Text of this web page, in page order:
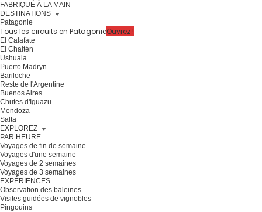
FABRIQUÉ À LA MAIN
DESTINATIONS
Patagonie
Tous les circuits en PatagonieOuvrez !
El Calafate
El Chaltén
Ushuaia
Puerto Madryn
Bariloche
Reste de l'Argentine
Buenos Aires
Chutes d'Iguazu
Mendoza
Salta
EXPLOREZ
PAR HEURE
Voyages de fin de semaine
Voyages d'une semaine
Voyages de 2 semaines
Voyages de 3 semaines
EXPÉRIENCES
Observation des baleines
Visites guidées de vignobles
Pingouins